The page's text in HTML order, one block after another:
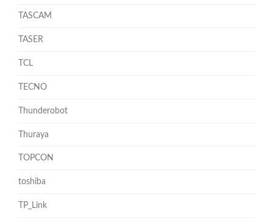
TASCAM
TASER
TCL
TECNO
Thunderobot
Thuraya
TOPCON
toshiba
TP_Link